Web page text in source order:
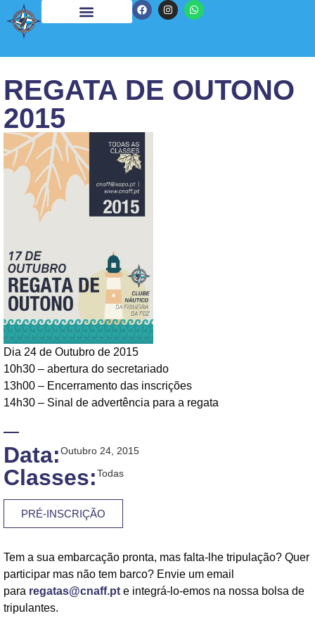
REGATA DE OUTONO
2015
Dia 24 de Outubro de 2015
10h30 – abertura do secretariado
13h00 – Encerramento das inscrições
14h30 – Sinal de advertência para a regata
Data:Outubro 24, 2015
Classes:Todas
PRÉ-INSCRIÇÃO
Tem a sua embarcação pronta, mas falta-lhe tripulação? Quer
participar mas não tem barco? Envie um email
para regatas@cnaff.pt e integrá-lo-emos na nossa bolsa de
tripulantes.